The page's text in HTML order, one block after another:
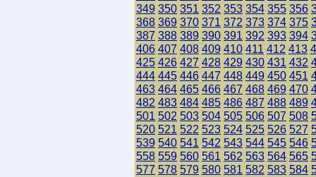
349 350 351 352 353 354 355 356
368 369 370 371 372 373 374 375
387 388 389 390 391 392 393 394
406 407 408 409 410 411 412 413
425 426 427 428 429 430 431 432
444 445 446 447 448 449 450 451
463 464 465 466 467 468 469 470
482 483 484 485 486 487 488 489
501 502 503 504 505 506 507 508
520 521 522 523 524 525 526 527
539 540 541 542 543 544 545 546
558 559 560 561 562 563 564 565
577 578 579 580 581 582 583 584